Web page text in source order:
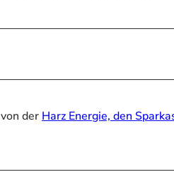
der Harz Energie, den